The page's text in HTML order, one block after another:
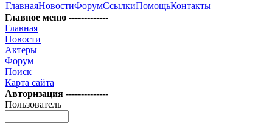
ГлавнаяНовостиФорумСсылкиПомощьКонтакты
Главное меню -------------
Главная
Новости
Актеры
Форум
Поиск
Карта сайта
Авторизация --------------
Пользователь